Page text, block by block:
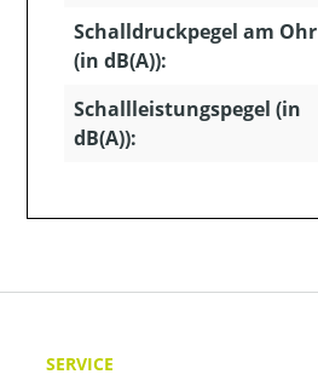
Schalldruckpegel am Ohr
(in dB(A)):
Schallleistungspegel (in
dB(A)):
SERVICE